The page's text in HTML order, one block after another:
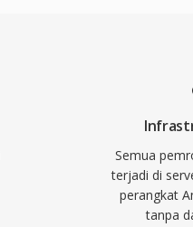
Semua
terjadi di
perangkat
tanpa